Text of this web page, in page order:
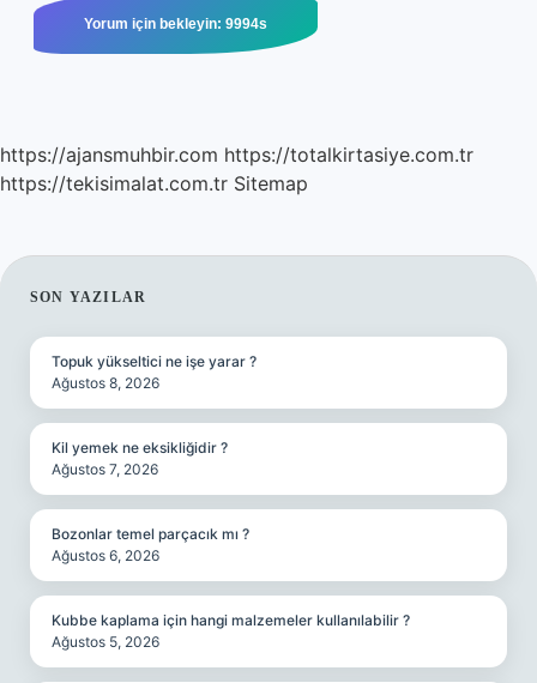
https://ajansmuhbir.com https://totalkirtasiye.com.tr
https://tekisimalat.com.tr Sitemap
SIDEBAR
SON YAZILAR
Topuk yükseltici ne işe yarar ?
Ağustos 8, 2026
Kil yemek ne eksikliğidir ?
Ağustos 7, 2026
Bozonlar temel parçacık mı ?
Ağustos 6, 2026
Kubbe kaplama için hangi malzemeler kullanılabilir ?
Ağustos 5, 2026